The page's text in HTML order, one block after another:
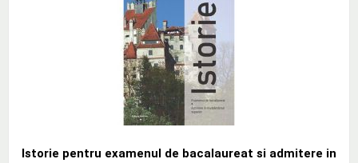
Istorie pentru examenul de bacalaureat si admitere in